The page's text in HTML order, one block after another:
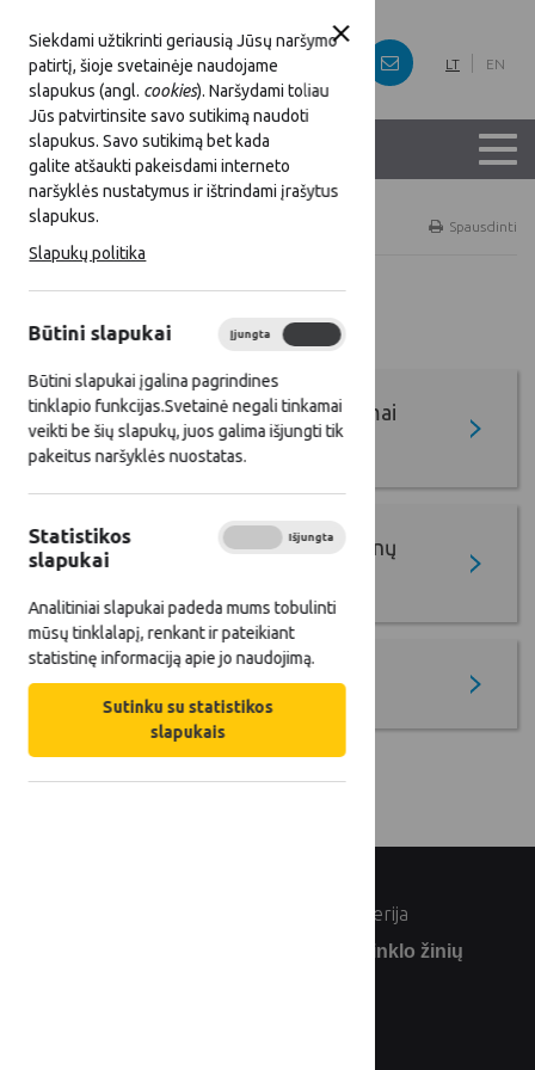
Siekdami užtikrinti geriausią Jūsų naršymo
patirtį, šioje svetainėje naudojame
slapukus (angl. cookies). Naršydami toliau
Jūs patvirtinsite savo sutikimą naudoti
slapukus. Savo sutikimą bet kada
galite atšaukti pakeisdami interneto
naršyklės nustatymus ir ištrindami įrašytus
slapukus.
Slapukų politika
Būtini slapukai Įjungta
Būtini slapukai įgalina pagrindines
tinklapio funkcijas.Svetainė negali tinkamai
veikti be šių slapukų, juos galima išjungti tik
pakeitus naršyklės nuostatas.
Statistikos
slapukai
Išjungta
Analitiniai slapukai padeda mums tobulinti
mūsų tinklalapį, renkant ir pateikiant
statistinę informaciją apie jo naudojimą.
Sutinku su statistikos
slapukais
LT EN
Titulinis Spausdinti
Ateities kaimo kūrėjų apdovanojimai
(AKKA)
Gerųjų projektų pavyzdžių duomenų
bazė
Krašto auksas
© Lietuvos Respublikos žemės ūkio ministerija
Užsiprenumeruokite Lietuvos kaimo tinklo žinių